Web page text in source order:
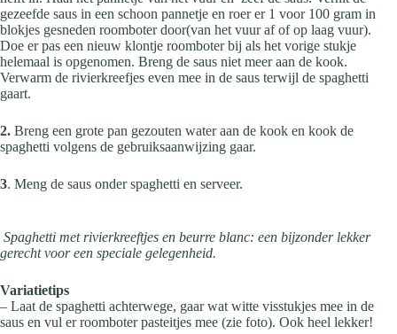
gezeefde saus in een schoon pannetje en roer er 1 voor 100 gram in
blokjes gesneden roomboter door(van het vuur af of op laag vuur).
Doe er pas een nieuw klontje roomboter bij als het vorige stukje
helemaal is opgenomen. Breng de saus niet meer aan de kook.
Verwarm de rivierkreefjes even mee in de saus terwijl de spaghetti
gaart.
2. Breng een grote pan gezouten water aan de kook en kook de
spaghetti volgens de gebruiksaanwijzing gaar.
3. Meng de saus onder spaghetti en serveer.
Spaghetti met rivierkreeftjes en beurre blanc: een bijzonder lekker
gerecht voor een speciale gelegenheid.
Variatietips
– Laat de spaghetti achterwege, gaar wat witte visstukjes mee in de
saus en vul er roomboter pasteitjes mee (zie foto). Ook heel lekker!